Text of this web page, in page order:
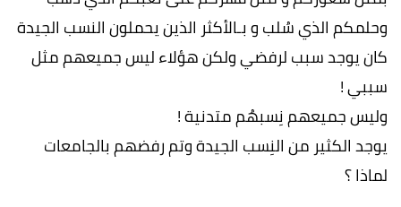
وحلمكم الذي سُلب و بـالأكثر الذين يحملون النسب الجيدة
كان يوجد سبب لرفضي ولكن هؤلاء ليس جميعهم مثل
سببي !
وليس جميعهم نِسبهُم متدنية !
يوجد الكثير من النِسب الجيدة وتم رفضهم بالجامعات
لماذا ؟